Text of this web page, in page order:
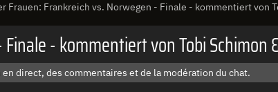
Frauen: Frankreich vs. Norwegen - Finale - kommentiert von
- kommentiert von Tobi Schimon
direct, des commentaires et de la modération du chat.